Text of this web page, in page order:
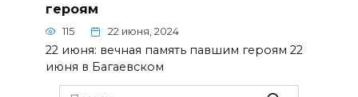
героям
115 22 июня, 2024
22 июня: вечная память павшим героям 22
июня в Багаевском
Search